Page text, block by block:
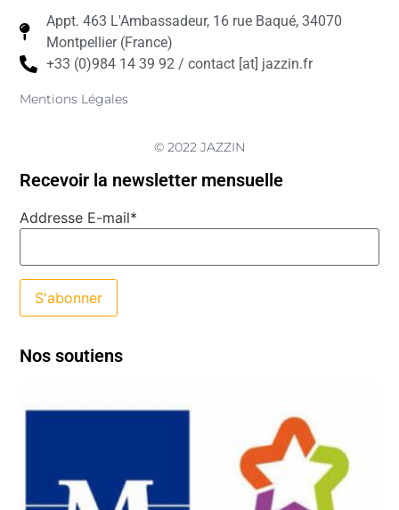
Appt. 463 L'Ambassadeur, 16 rue Baqué, 34070
Montpellier (France)
+33 (0)984 14 39 92 / contact [at] jazzin.fr
Mentions Légales
© 2022 JAZZIN
Recevoir la newsletter mensuelle
Addresse E-mail*
Nos soutiens